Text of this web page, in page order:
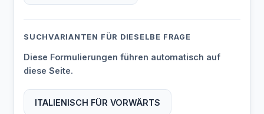
SUCHVARIANTEN FÜR DIESELBE FRAGE
Diese Formulierungen führen automatisch auf
diese Seite.
ITALIENISCH FÜR VORWÄRTS